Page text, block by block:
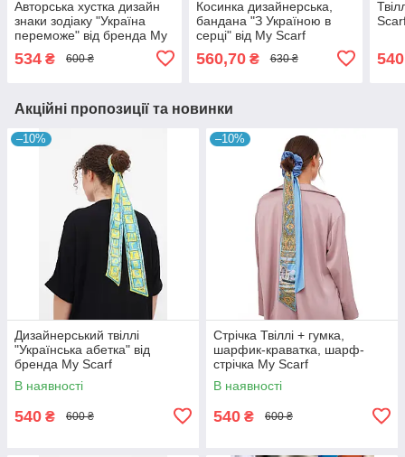
Авторська хустка дизайн
знаки зодіаку "Україна
переможе" від бренда My
534 ₴ 600 ₴
Косинка дизайнерська,
бандана "З Україною в
серці" від My Scarf
560,70₴ 630 ₴ 540
Акційні пропозиції та новинки
–10%
Дизайнерський твіллі
"Українська абетка" від
бренда My Scarf
В наявності
540 ₴ 600 ₴
–10%
Стрічка Твіллі + гумка,
шарфик-краватка, шарф-
стрічка My Scarf
В наявності
540 ₴ 600 ₴